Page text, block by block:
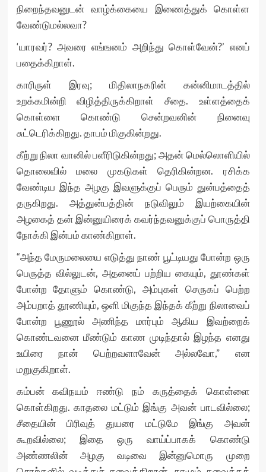
நிறைந்தவனுடன் வாழ்க்கையை இணைத்துக் கொள்ள
வேண்டுமல்லவா?
‘யாரவர்? அவரை எங்ஙனம் அறிந்து கொள்வேன்?’ எனப்
பதைக்கிறாள்.
காரிருள் இரவு; மிதிலாநகரின் கன்னிமாடத்தில்
உறக்கமின்றி விழித்திருக்கிறாள் சீதை. உள்ளத்தைக்
கொள்ளை கொண்டு சென்றவனின் நினைவு
சுட்டெரிக்கிறது. தாபம் மிகுகின்றது.
கீற்று நிலா வானில் பளீரிடுகின்றது; அதன் மெல்லொளியில்
தொலைவில் மலை முகடுகள் தெரிகின்றன. ரசிக்க
வேண்டிய இந்த அழகு இவளுக்குப் பெரும் துன்பத்தைத்
தருகிறது. அத்துன்பத்தின் நடுவிலும் இயற்கையின்
அழகைத் தன் இன்னுயிரைக் கவர்ந்தவனுக்குப் பொருத்தி
நோக்கி இன்பம் காண்கிறாள்.
“அந்த மேருமலையை எடுத்து நாண் பூட்டியது போன்ற ஒரு
பெருத்த வில்லுடன், அதனைப் பற்றிய கையும், தூண்கள்
போன்ற தோளும் கொண்டு, அம்புகள் செருகப் பெற்ற
அம்பறாத் தூணியும், ஒளி மிகுந்த இந்தக் கீற்று நிலாவைப்
போன்ற பூணூல் அணிந்த மார்பும் ஆகிய இவற்றைக்
கொண்டவனை மீண்டும் காண முடிந்தால் இழந்த எனது
உயிரை நான் பெற்றவளாவேன் அல்லவோ,” என
மறுகுகிறாள்.
கம்பன் கவிநயம் ஈண்டு நம் கருத்தைக் கொள்ளை
கொள்கிறது. காதலை மட்டும் இங்கு அவன் பாடவில்லை;
சீதையின் பிரிவுத் துயரை மட்டுமே இங்கு அவன்
கூறவில்லை; இதை ஒரு வாய்ப்பாகக் கொண்டு
அண்ணலின் அழகு வடிவை இன்னுமொரு முறை